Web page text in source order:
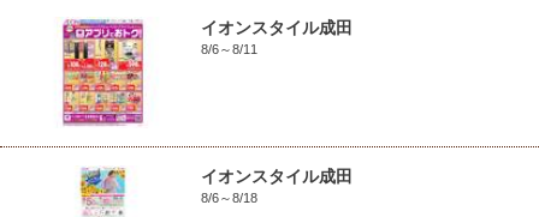
イオンスタイル成田
8/6～8/11
イオンスタイル成田
8/6～8/18